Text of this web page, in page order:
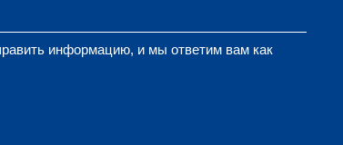
информацию, и мы ответим вам как